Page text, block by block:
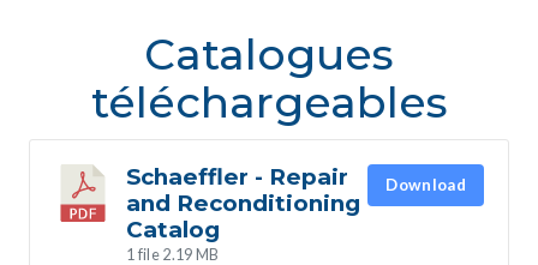
Catalogues
téléchargeables
Schaeffler - Repair
and Reconditioning
Catalog
1 file2.19 MB
Download